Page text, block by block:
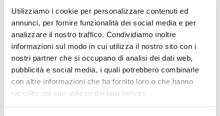
Utilizziamo i cookie per personalizzare contenuti ed
annunci, per fornire funzionalità dei social media e per
analizzare il nostro traffico. Condividiamo inoltre
informazioni sul modo in cui utilizza il nostro sito con i
nostri partner che si occupano di analisi dei dati web,
pubblicità e social media, i quali potrebbero combinarle
con altre informazioni che ha fornito loro o che hanno
raccolto dal suo utilizzo dei loro servizi.
SALA CONVEGNI DI CONFINDUSTRIA
TOSCANA NORD
4 ott | Cacciatori, Galimberti